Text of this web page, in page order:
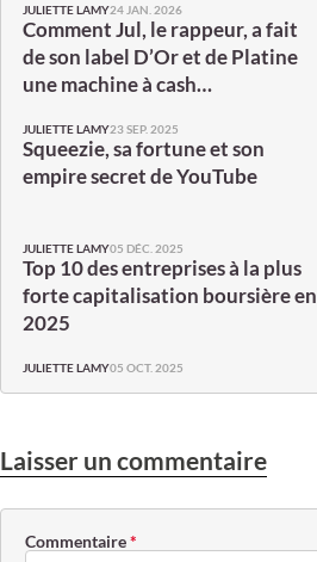
JULIETTE LAMY24 JAN. 2026
Comment Jul, le rappeur, a fait
de son label D’Or et de Platine
une machine à cash…
JULIETTE LAMY23 SEP. 2025
Squeezie, sa fortune et son
empire secret de YouTube
JULIETTE LAMY05 DÉC. 2025
Top 10 des entreprises à la plus
forte capitalisation boursière en
2025
JULIETTE LAMY05 OCT. 2025
Laisser un commentaire
Commentaire*